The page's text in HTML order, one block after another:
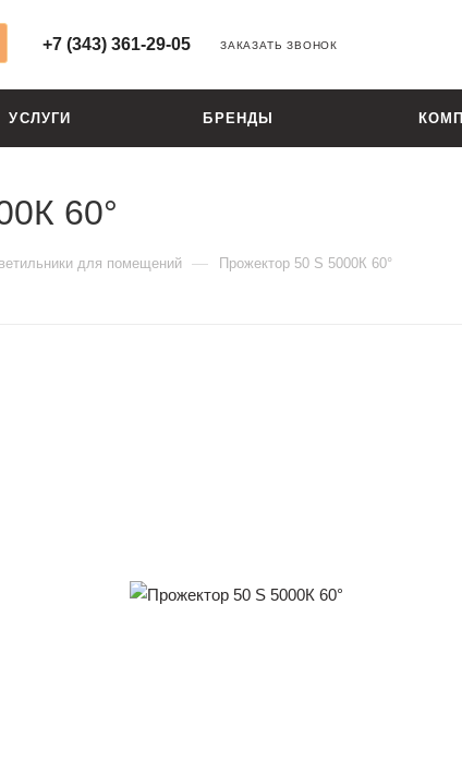
+7 (343) 361-29-05 ЗАКАЗАТЬ ЗВОНОК
УСЛУГИ БРЕНДЫ
60°
для помещений — Прожектор 50 S 5000К 60°